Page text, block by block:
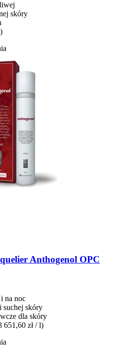
skóry
Anthogenol OPC
na noc
suchej skóry
dla skóry
651,60 zł / l)